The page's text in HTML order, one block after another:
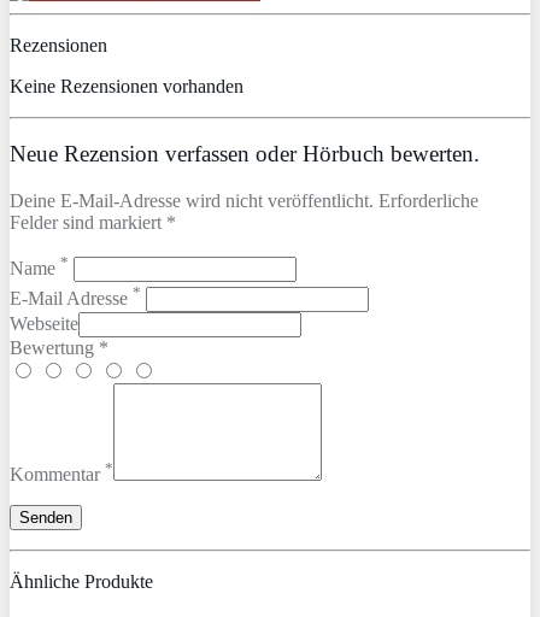
Rezensionen
Keine Rezensionen vorhanden
Neue Rezension verfassen oder Hörbuch bewerten.
Deine E-Mail-Adresse wird nicht veröffentlicht. Erforderliche
Felder sind markiert *
Name *
E-Mail Adresse *
Webseite
Bewertung *
Kommentar *
Ähnliche Produkte